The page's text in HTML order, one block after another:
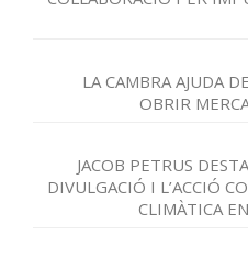
LA CAMBRA AJUDA
OBRIR
JACOB PETRUS
DIVULGACIÓ I L’ACCIÓ
CLIMÀTICA